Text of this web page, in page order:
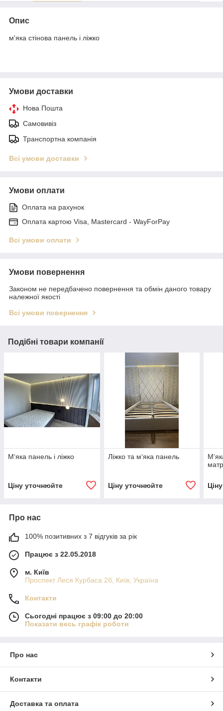
Опис
м'яка стінова панель і ліжко
Умови доставки
Нова Пошта
Самовивіз
Транспортна компанія
Всі умови доставки
Умови оплати
Оплата на рахунок
Оплата картою Visa, Mastercard - WayForPay
Всі умови оплати
Умови повернення
Законом не передбачено повернення та обмін даного товару
належної якості
Всі умови повернення
Подібні товари компанії
М‘яка панель і ліжко
Ціну уточнюйте
Ліжко та м‘яка панель
Ціну уточнюйте
Про нас
100% позитивних з 7 відгуків за рік
Працює з 22.05.2018
м. Київ
Проспект Леся Курбаса 2б, Київ, Україна
Контакти
Сьогодні працює з 09:00 до 20:00
Показати весь графік роботи
Про нас
Контакти
Доставка та оплата